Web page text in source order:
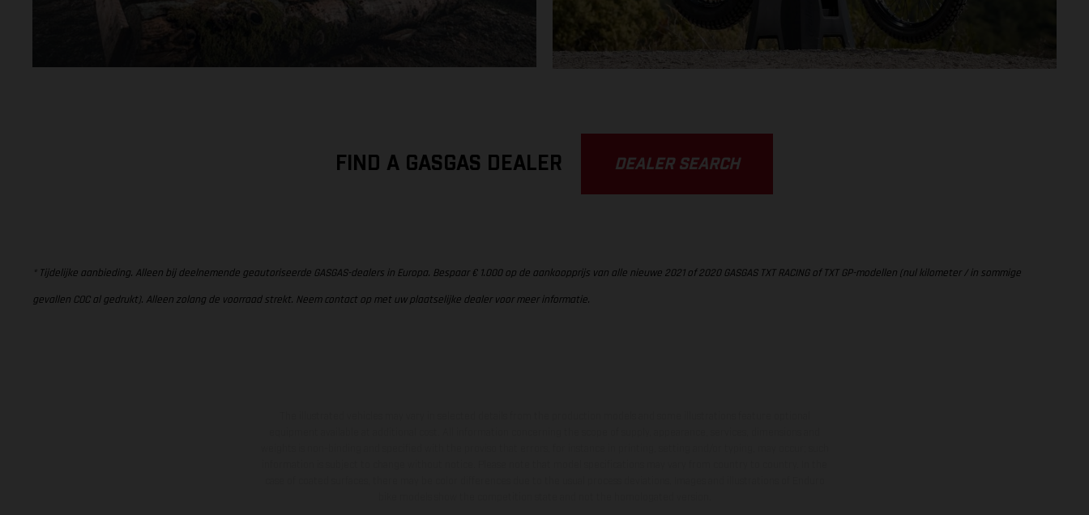
FIND A GASGAS DEALER DEALER SEARCH
* Tijdelijke aanbieding. Alleen bij deelnemende geautoriseerde GASGAS-dealers in Europa. Bespaar € 1.000 op de aankoopprijs van alle nieuwe 2021 of 2020 GASGAS TXT RACING of TXT GP-modellen (nul kilometer / in sommige
gevallen COC al gedrukt). Alleen zolang de voorraad strekt. Neem contact op met uw plaatselijke dealer voor meer informatie.